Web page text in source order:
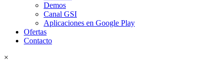
Demos
Canal GSI
Aplicaciones en Google Play
Ofertas
Contacto
×